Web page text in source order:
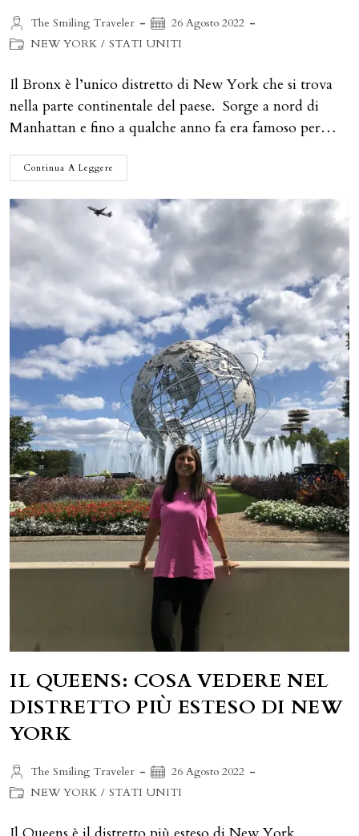
Autore
dell'articolo:
The Smiling Traveler
Articolo
pubblicato:
26 Agosto 2022
Categoria
NEW YORK / STATI UNITI
Il Bronx è l’unico distretto di New York che si trova
nella parte continentale del paese. Sorge a nord di
Manhattan e fino a qualche anno fa era famoso per…
Continua A Leggere
VEDERE
BRONX:
UN
DISTRETTO
UNICO
NYC
IL QUEENS: COSA VEDERE NEL
DISTRETTO PIÙ ESTESO DI NEW
YORK
Autore
dell'articolo:
The Smiling Traveler
Articolo
pubblicato:
26 Agosto 2022
Categoria
NEW YORK / STATI UNITI